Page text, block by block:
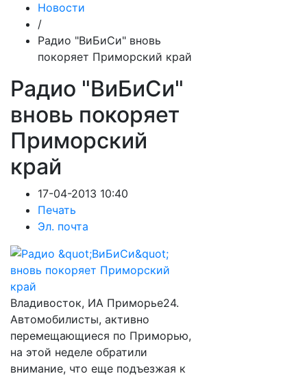
Новости
/
Радио "ВиБиСи" вновь
покоряет Приморский край
Радио "ВиБиСи"
вновь покоряет
Приморский
край
17-04-2013 10:40
Печать
Эл. почта
Владивосток, ИА Приморье24.
Автомобилисты, активно
перемещающиеся по Приморью,
на этой неделе обратили
внимание, что еще подъезжая к